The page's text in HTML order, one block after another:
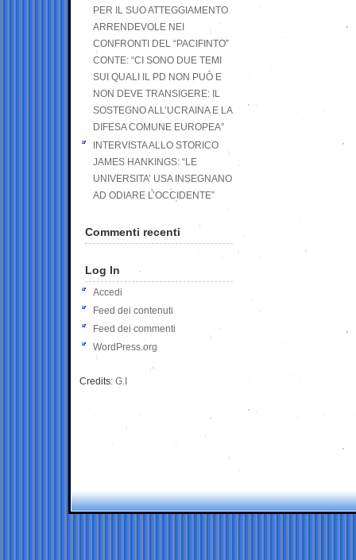
PER IL SUO ATTEGGIAMENTO
ARRENDEVOLE NEI
CONFRONTI DEL “PACIFINTO”
CONTE: “CI SONO DUE TEMI
SUI QUALI IL PD NON PUÒ E
NON DEVE TRANSIGERE: IL
SOSTEGNO ALL’UCRAINA E LA
DIFESA COMUNE EUROPEA”
INTERVISTA ALLO STORICO
JAMES HANKINGS: “LE
UNIVERSITA’ USA INSEGNANO
AD ODIARE L’OCCIDENTE”
Commenti recenti
Log In
Accedi
Feed dei contenuti
Feed dei commenti
WordPress.org
Credits: G.I